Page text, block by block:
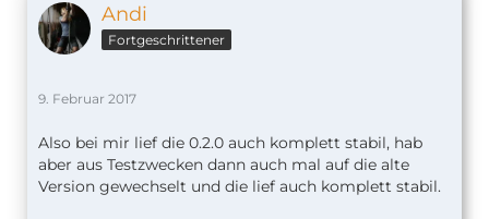
Andi
Fortgeschrittener
9. Februar 2017
Also bei mir lief die 0.2.0 auch komplett stabil, hab
aber aus Testzwecken dann auch mal auf die alte
Version gewechselt und die lief auch komplett stabil.